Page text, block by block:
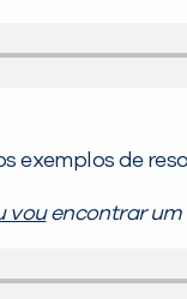
exemplos de
vouencontrar um